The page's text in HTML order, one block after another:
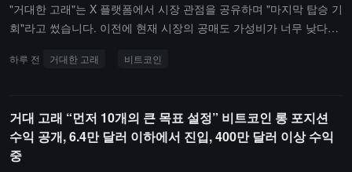
"거대한 고래"는 X 플랫폼에서 시장 관점을 공유하며 "마지막 탑승 기
회"라고 썼습니다. 이전에 현재 시장의 공매도 가성비가 너무 낮다고
다. 또한 다음 트렌드로 비트코인이 곧 상승세를 시작할 것이라는 예
하루 전 거대한 고래 비트코인
거대 고래 “먼저 10개의 큰 목표 설정” 비트코인 롱 포지션
수익 공개, 6.4만 달러 이하에서 진입, 400만 달러 이상 수익
중